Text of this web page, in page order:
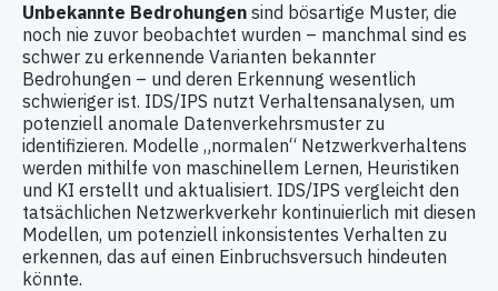
Unbekannte Bedrohungen sind bösartige Muster, die
noch nie zuvor beobachtet wurden – manchmal sind es
schwer zu erkennende Varianten bekannter
Bedrohungen – und deren Erkennung wesentlich
schwieriger ist. IDS/IPS nutzt Verhaltensanalysen, um
potenziell anomale Datenverkehrsmuster zu
identifizieren. Modelle „normalen“ Netzwerkverhaltens
werden mithilfe von maschinellem Lernen, Heuristiken
und KI erstellt und aktualisiert. IDS/IPS vergleicht den
tatsächlichen Netzwerkverkehr kontinuierlich mit diesen
Modellen, um potenziell inkonsistentes Verhalten zu
erkennen, das auf einen Einbruchsversuch hindeuten
könnte.